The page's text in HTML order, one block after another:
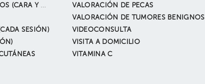
EXTIRPACIÓN TUMORES CUTÁNEOS (CARA Y CUELLO)
SESIÓN)
VALORACIÓN DE PECAS
VALORACIÓN DE TUMORES BENIGNOS
VIDEOCONSULTA
VISITA A DOMICILIO
VITAMINA C